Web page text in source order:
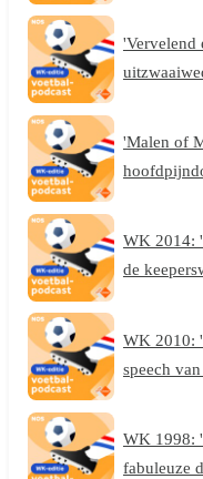
'Vervelend
'Malen of
WK 2014:
de
WK 2010:
speech
WK 1998:
fabuleuze